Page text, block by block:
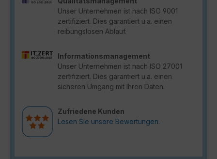
Unser Unternehmen ist nach ISO 9001
zertifiziert. Dies garantiert u.a. einen
reibungslosen Ablauf.
Informationsmanagement
Unser Unternehmen ist nach ISO 27001
zertifiziert. Dies garantiert u.a. einen
sicheren Umgang mit Ihren Daten.
Zufriedene Kunden
Lesen Sie unsere Bewertungen.